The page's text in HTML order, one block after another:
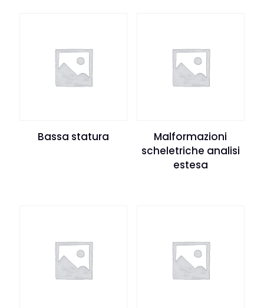
Bassa statura
Malformazioni
scheletriche analisi
estesa